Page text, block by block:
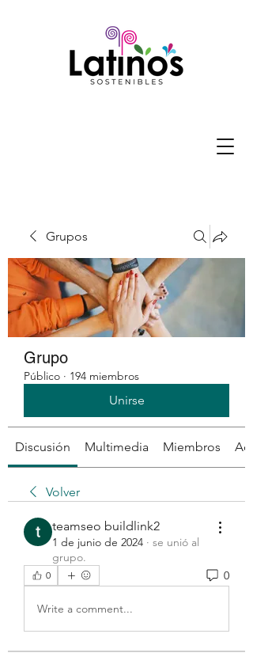
Grupos
Grupo
Público · 194 miembros
Unirse
Discusión Multimedia Miembros
Volver
teamseo buildlink2
1 de junio de 2024 · se unió al
grupo.
0 0
Write a comment...